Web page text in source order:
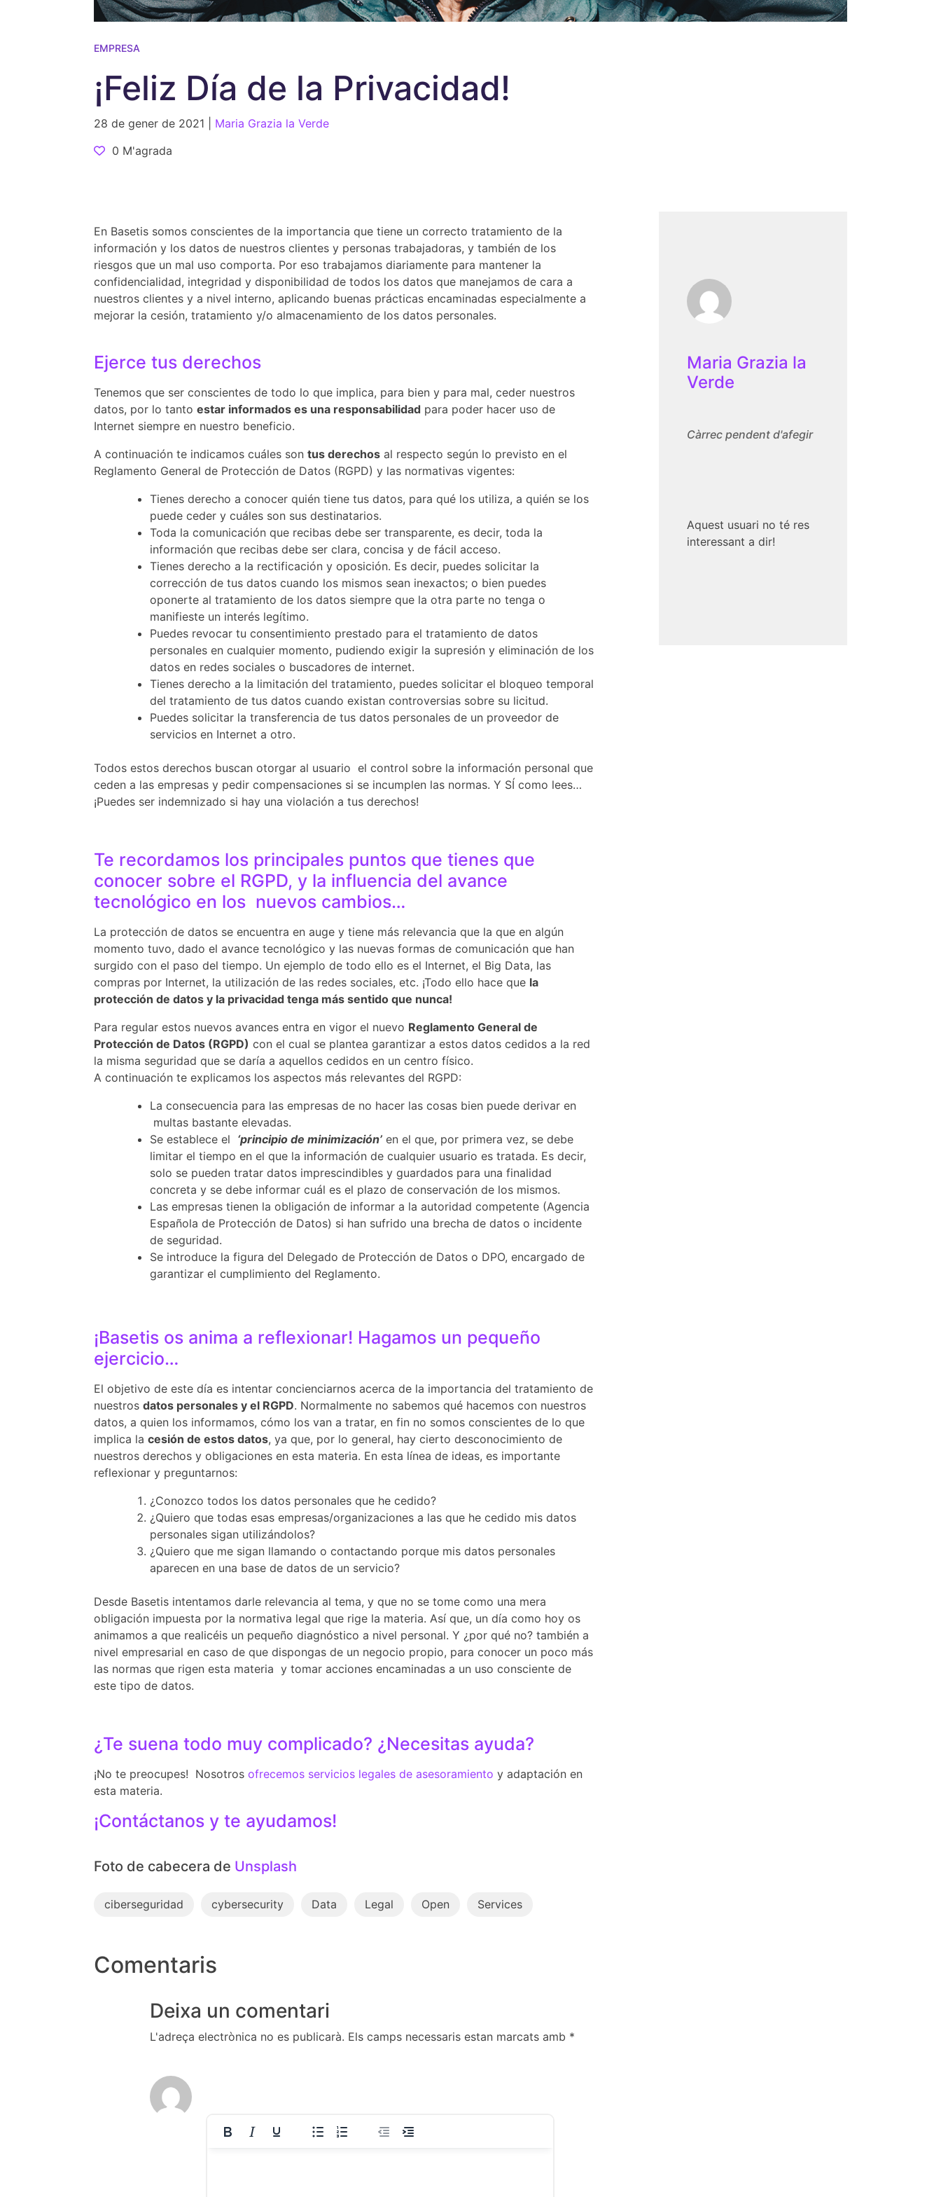
EMPRESA
¡Feliz Día de la Privacidad!
28 de gener de 2021 | Maria Grazia la Verde
0 M'agrada
En Basetis somos conscientes de la importancia que tiene un correcto tratamiento de la
información y los datos de nuestros clientes y personas trabajadoras, y también de los
riesgos que un mal uso comporta. Por eso trabajamos diariamente para mantener la
confidencialidad, integridad y disponibilidad de todos los datos que manejamos de cara a
nuestros clientes y a nivel interno, aplicando buenas prácticas encaminadas especialmente a
mejorar la cesión, tratamiento y/o almacenamiento de los datos personales.
Ejerce tus derechos
Tenemos que ser conscientes de todo lo que implica, para bien y para mal, ceder nuestros
datos, por lo tantoestar informados es una responsabilidad para poder hacer uso de
Internet siempre en nuestro beneficio.
A continuación te indicamos cuáles sontus derechos al respecto según lo previsto en el
Reglamento General de Protección de Datos (RGPD) y las normativas vigentes:
Tienes derecho a conocer quién tiene tus datos, para qué los utiliza, a quién se los
puede ceder y cuáles son sus destinatarios.
Toda la comunicación que recibas debe ser transparente, es decir, toda la
información que recibas debe ser clara, concisa y de fácil acceso.
Tienes derecho a la rectificación y oposición. Es decir, puedes solicitar la
corrección de tus datos cuando los mismos sean inexactos; o bien puedes
oponerte al tratamiento de los datos siempre que la otra parte no tenga o
manifieste un interés legítimo.
Puedes revocar tu consentimiento prestado para el tratamiento de datos
personales en cualquier momento, pudiendo exigir la supresión y eliminación de los
datos en redes sociales o buscadores de internet.
Tienes derecho a la limitación del tratamiento, puedes solicitar el bloqueo temporal
del tratamiento de tus datos cuando existan controversias sobre su licitud.
Puedes solicitar la transferencia de tus datos personales de un proveedor de
servicios en Internet a otro.
Todos estos derechos buscan otorgar al usuario el control sobre la información personal que
ceden a las empresas y pedir compensaciones si se incumplen las normas. Y SÍ como lees…
¡Puedes ser indemnizado si hay una violación a tus derechos!
Te recordamos los principales puntos que tienes que
conocer sobre el RGPD, y la influencia del avance
tecnológico en los nuevos cambios…
La protección de datos se encuentra en auge y tiene más relevancia que la que en algún
momento tuvo, dado el avance tecnológico y las nuevas formas de comunicación que han
surgido con el paso del tiempo. Un ejemplo de todo ello es el Internet, el Big Data, las
compras por Internet, la utilización de las redes sociales, etc. ¡Todo ello hace que la
protección de datos y la privacidad tenga más sentido que nunca!
Para regular estos nuevos avances entra en vigor el nuevo Reglamento General de
Protección de Datos (RGPD) con el cual se plantea garantizar a estos datos cedidos a la red
la misma seguridad que se daría a aquellos cedidos en un centro físico.
A continuación te explicamos los aspectos más relevantes del RGPD:
La consecuencia para las empresas de no hacer las cosas bien puede derivar en
multas bastante elevadas.
Se establece el ‘principio de minimización’ en el que, por primera vez, se debe
limitar el tiempo en el que la información de cualquier usuario es tratada. Es decir,
solo se pueden tratar datos imprescindibles y guardados para una finalidad
concreta y se debe informar cuál es el plazo de conservación de los mismos.
Las empresas tienen la obligación de informar a la autoridad competente (Agencia
Española de Protección de Datos) si han sufrido una brecha de datos o incidente
de seguridad.
Se introduce la figura del Delegado de Protección de Datos o DPO, encargado de
garantizar el cumplimiento del Reglamento.
¡Basetis os anima a reflexionar! Hagamos un pequeño
ejercicio…
El objetivo de este día es intentar concienciarnos acerca de la importancia del tratamiento de
nuestrosdatos personales y el RGPD. Normalmente no sabemos qué hacemos con nuestros
datos, a quien los informamos, cómo los van a tratar, en fin no somos conscientes de lo que
implica lacesión de estos datos, ya que, por lo general, hay cierto desconocimiento de
nuestros derechos y obligaciones en esta materia. En esta línea de ideas, es importante
reflexionar y preguntarnos:
¿Conozco todos los datos personales que he cedido?
¿Quiero que todas esas empresas/organizaciones a las que he cedido mis datos
personales sigan utilizándolos?
¿Quiero que me sigan llamando o contactando porque mis datos personales
aparecen en una base de datos de un servicio?
Desde Basetis intentamos darle relevancia al tema, y que no se tome como una mera
obligación impuesta por la normativa legal que rige la materia. Así que, un día como hoy os
animamos a que realicéis un pequeño diagnóstico a nivel personal. Y ¿por qué no? también a
nivel empresarial en caso de que dispongas de un negocio propio, para conocer un poco más
las normas que rigen esta materia y tomar acciones encaminadas a un uso consciente de
este tipo de datos.
¿Te suena todo muy complicado? ¿Necesitas ayuda?
¡No te preocupes! Nosotrosofrecemos servicios legales de asesoramiento y adaptación en
esta materia.
¡Contáctanos y te ayudamos!
Foto de cabecera de Unsplash
ciberseguridad cybersecurity Data Legal Open Services
Maria Grazia la
Verde
Càrrec pendent d'afegir
Aquest usuari no té res
interessant a dir!
Comentaris
Deixa un comentari
L'adreça electrònica no es publicarà. Els camps necessaris estan marcats amb *